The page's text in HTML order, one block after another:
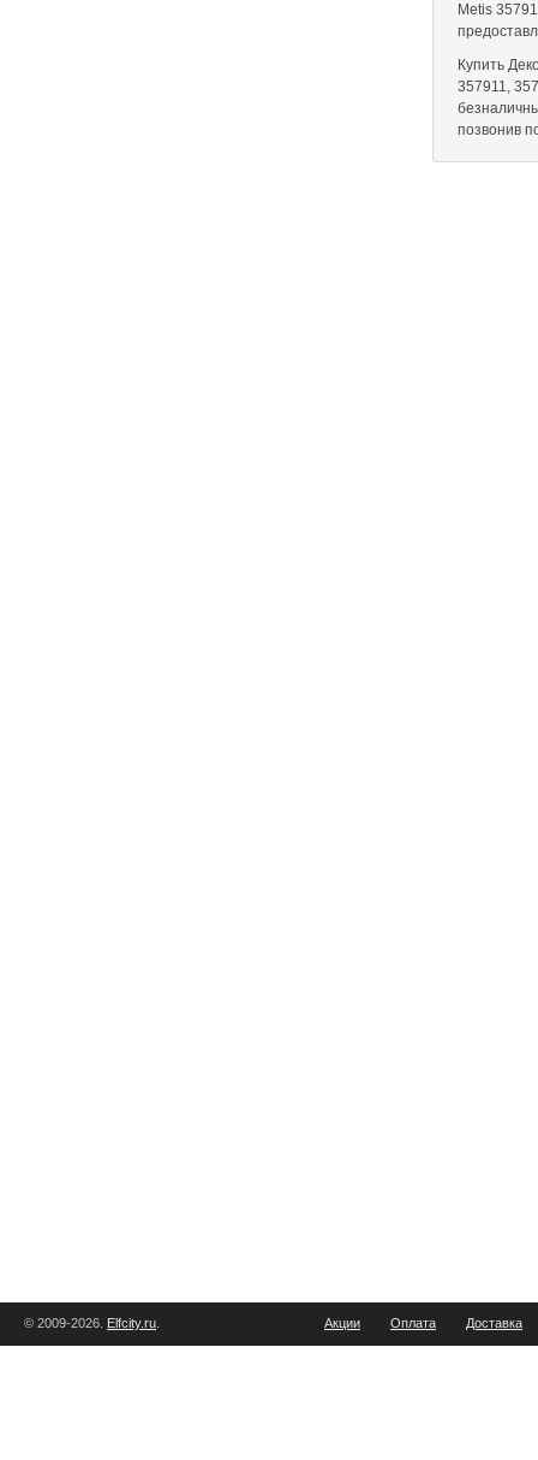
Metis
Купить
357911,
позвонив
© 2009-2026. Elfcity.ru Акции Оплата Доставка